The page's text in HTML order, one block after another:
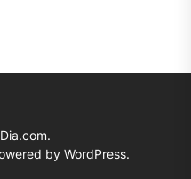
by WordPress.